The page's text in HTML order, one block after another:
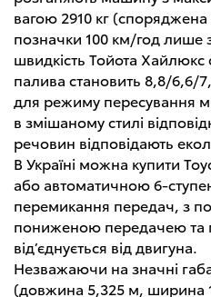
вагою 2910 кг
позначки 100 км/год лише
швидкість Тойота Хайлюкс
палива становить 8,8/6,6/
для режиму пересування
в змішаному стилі
речовин відповідають
В Україні можна купити
або автоматичною 6-
перемикання передач, з
пониженою передачею та
від’єднується від двигуна.
Незважаючи на значні
(довжина 5,325 м, ширина